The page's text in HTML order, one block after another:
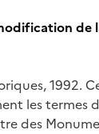
de
1992.
les termes
des